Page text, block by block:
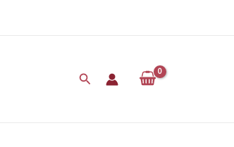
Rechercher